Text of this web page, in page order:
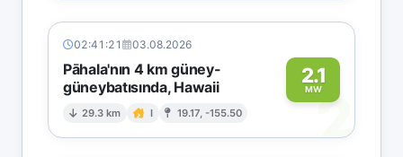
02:41:21 03.08.2026
Pāhala'nın 4 km güney-
güneybatısında, Hawaii
29.3 km I 19.17, -155.50
2.1
MW
2